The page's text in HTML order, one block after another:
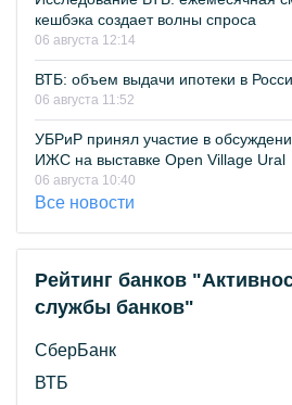
кешбэка создает волны спроса
06 августа 12:14
ВТБ: объем выдачи ипотеки в
06 августа 11:52
УБРиР принял участие в
ИЖС на выставке Open Village Ural
06 августа 10:40
Все новости
Рейтинг банков
службы банков"
СберБанк
ВТБ